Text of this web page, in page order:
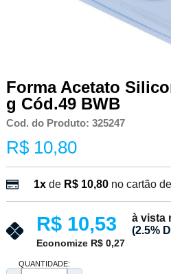
Forma Acetato
g Cód.49 BWB
Cod. do Produto: 325247
R$ 10,80
1xde R$ 10,80 no cartão
R$ 10,53
à vista
(2.5%
Economize R$ 0,27
QUANTIDADE: